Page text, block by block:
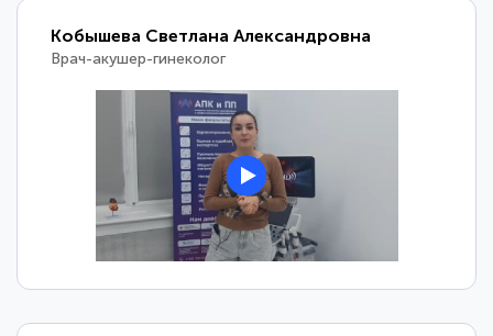
Кобышева Светлана Александровна
Врач-акушер-гинеколог